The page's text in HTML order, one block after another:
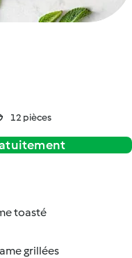
12 pièces
toasté
grillées